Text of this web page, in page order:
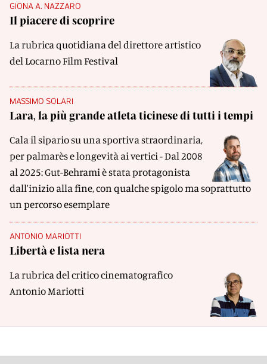
GIONA A. NAZZARO
Il piacere di scoprire
La rubrica quotidiana del direttore artistico
del Locarno Film Festival
MASSIMO SOLARI
Lara, la più grande atleta ticinese di tutti i tempi
Cala il sipario su una sportiva straordinaria,
per palmarès e longevità ai vertici - Dal 2008
al 2025: Gut-Behrami è stata protagonista
dall'inizio alla fine, con qualche spigolo ma soprattutto
un percorso esemplare
ANTONIO MARIOTTI
Libertà e lista nera
La rubrica del critico cinematografico
Antonio Mariotti